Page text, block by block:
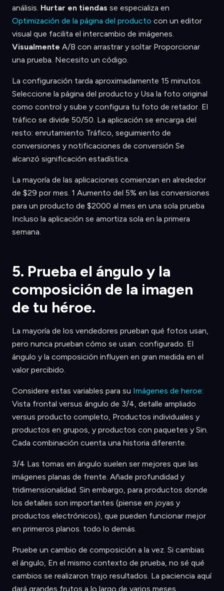
análisis. Hurtar en tiendas se especializa en
Optimización de la página del producto con un editor
visual que facilita el intercambio de imágenes.
Visualmente A/B con arrastrar y soltar Proporcionar
una prueba. Necesito un código.
La configuración tarda aproximadamente 15 minutos.
Seleccione la página del producto y Usa la foto original
como control y sube y configura tu foto de retador. El
tráfico se divide 50/50. La aplicación se encarga del
resto: enrutamiento Tráfico, seguimiento de
conversiones y notificaciones de conversión Se
alcanzó significación estadística.
La mayoría de las aplicaciones comienzan en alrededor
de $29 por mes. 1 Aumento del 5% en las conversiones
para un producto de $2000 al mes en una sola prueba
Incluso la aplicación se amortiza sola en la primera
semana.
5. Prueba el ángulo y la
composición de la imagen
de tu héroe.
La mayoría de los vendedores prueban qué fotos usan,
pero nunca prueban cómo se usan. configurado. El
ángulo y la composición influyen en gran medida en el
valor percibido.
Considere estas variables para su Imágenes de heroe:
Vista frontal versus ángulo de 3/4, detalle ampliado
versus producto completo, Productos individuales y
productos en grupos, y productos con paquetes y Sin.
Cada combinación cuenta una historia diferente.
3/4 Las tomas en ángulo suelen ser mejores que las
imágenes planas de frente. Añade profundidad y
tridimensionalidad. Sin embargo, para productos donde
los detalles son importantes (piense en joyas y
productos electrónicos), que pueden funcionar mejor
en primeros planos. todo lo demás.
Pruebe un cambio de composición a la vez. Si cambias
el ángulo, En el mismo contexto de prueba, no sé qué
cambios se realizaron trajo resultados. La paciencia aquí
dará grandes frutos a lo largo de varios meses.